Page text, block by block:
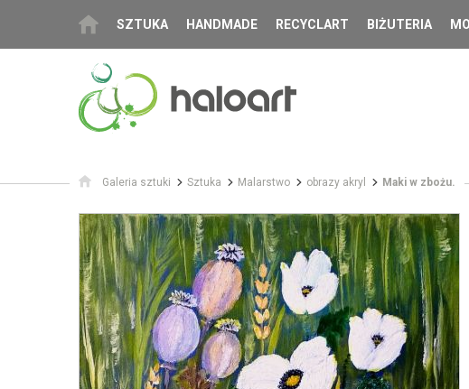
SZTUKA HANDMADE RECYCLART BIŻUTERIA
Galeria sztuki Sztuka Malarstwo obrazy akryl Maki w zbożu.